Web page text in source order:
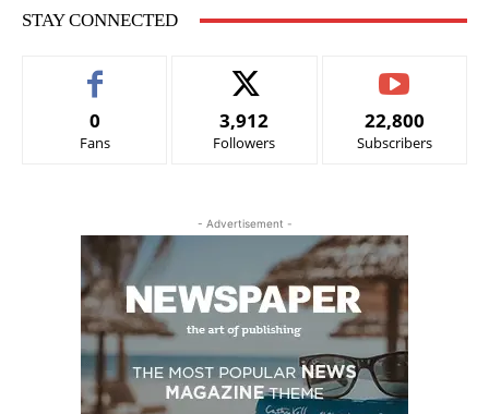
STAY CONNECTED
0
Fans
3,912
Followers
22,800
Subscribers
- Advertisement -